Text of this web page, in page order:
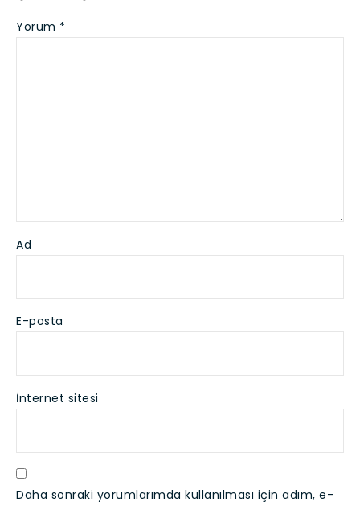
Yorum *
Ad
E-posta
İnternet sitesi
Daha sonraki yorumlarımda kullanılması için adım, e-